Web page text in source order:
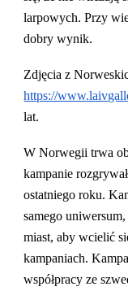
larpowych. Przy
dobry wynik.
Zdjęcia z
https://
lat.
W Norwegii trwa
kampanie
ostatniego roku.
samego
miast, aby wcielić
kampaniach.
współpracy ze